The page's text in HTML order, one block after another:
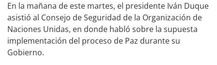
En la mañana de este martes, el presidente Iván Duque
asistió al Consejo de Seguridad de la Organización de
Naciones Unidas, en donde habló sobre la supuesta
implementación del proceso de Paz durante su
Gobierno.